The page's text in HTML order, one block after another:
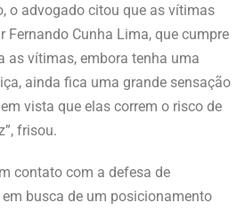
o advogado citou que as vítimas
Fernando Cunha Lima, que cumpre
as vítimas, embora tenha uma
ainda fica uma grande sensação
vista que elas correm o risco de
frisou.
contato com a defesa de
busca de um posicionamento